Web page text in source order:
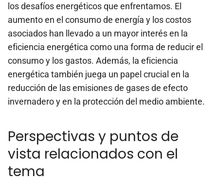
los desafíos energéticos que enfrentamos. El
aumento en el consumo de energía y los costos
asociados han llevado a un mayor interés en la
eficiencia energética como una forma de reducir el
consumo y los gastos. Además, la eficiencia
energética también juega un papel crucial en la
reducción de las emisiones de gases de efecto
invernadero y en la protección del medio ambiente.
Perspectivas y puntos de
vista relacionados con el
tema